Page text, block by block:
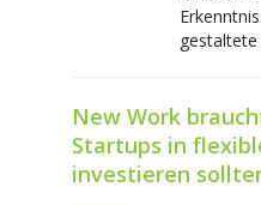
New Work
Startups in
investieren